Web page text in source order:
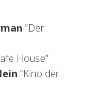
“Der
House”
“Kino der